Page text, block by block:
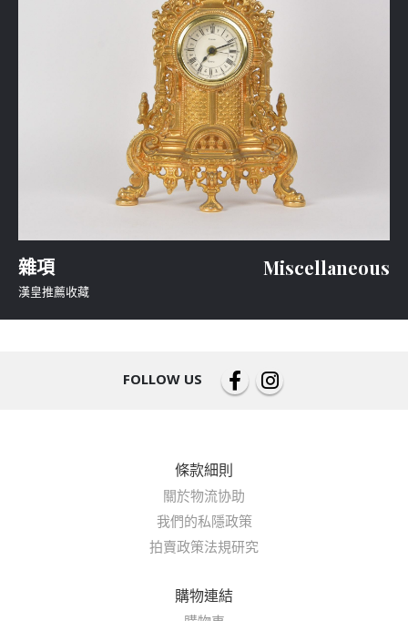
雜項 Miscellaneous
漢皇推薦收藏
FOLLOW US
條款細則
關於物流协助
我們的私隱政策
拍賣政策法規研究
購物連結